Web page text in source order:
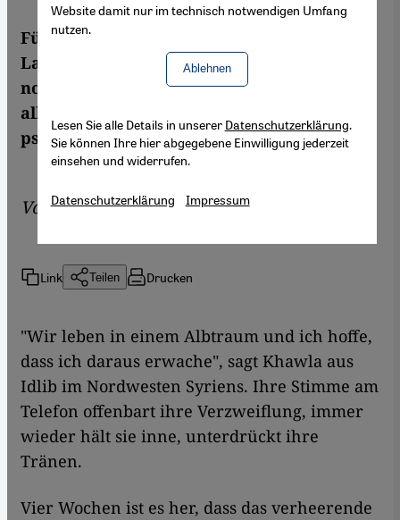
Für die Syrerinnen im Nordwesten des
Landes hat das Erdbeben nach dem Krieg
noch zusätzliche Not gebracht. Es fehlt an
allem, auch an medizinischer und
psychosozialer Unterstützung.
VonDiana Hodali
Link Teilen Drucken
"Wir leben in einem Albtraum und ich hoffe,
dass ich daraus erwache", sagt Khawla aus
Idlib im Nordwesten Syriens. Ihre Stimme am
Telefon offenbart ihre Verzweiflung, immer
wieder hält sie inne, unterdrückt ihre
Tränen.
Vier Wochen ist es her, dass das verheerende
Website damit nur im technisch notwendigen Umfang
nutzen.
Ablehnen
Lesen Sie alle Details in unserer Datenschutzerklärung.
Sie können Ihre hier abgegebene Einwilligung jederzeit
einsehen und widerrufen.
Datenschutzerklärung Impressum